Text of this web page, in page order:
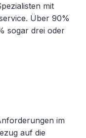
mit
Über 90%
sogar drei oder
im
auf die